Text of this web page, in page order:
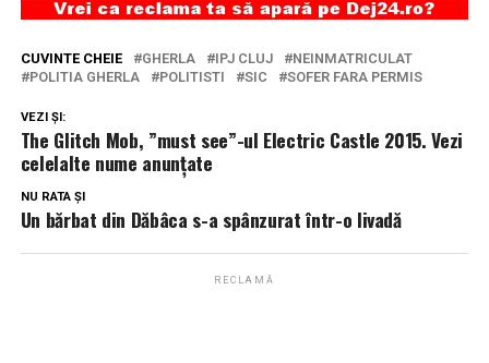
CUVINTE CHEIE GHERLA IPJ CLUJ
NEINMATRICULAT
POLITIA GHERLA
POLITISTI SIC SOFER FARA PERMIS
VEZI ȘI:
The Glitch Mob, ”must see”-ul Electric Castle 2015. Vezi
celelalte nume anunțate
NU RATA ȘI
Un bărbat din Dăbâca s-a spânzurat într-o livadă
RECLAMĂ